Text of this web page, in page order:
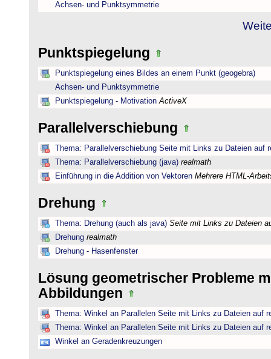
Achsen- und Punktsymmetrie
Punktspiegelung
Punktspiegelung eines Bildes an einem Punkt (geogebra)
Achsen- und Punktsymmetrie
Punktspiegelung - Motivation ActiveX
Parallelverschiebung
Thema: Parallelverschiebung Seite mit Links zu Dateien auf
Thema: Parallelverschiebung (java) realmath
Einführung in die Addition von Vektoren Mehrere HTML-
Drehung
Thema: Drehung (auch als java) Seite mit Links zu Dateien
Drehung realmath
Drehung - Hasenfenster
Lösung geometrischer Probleme
Abbildungen
Thema: Winkel an Parallelen Seite mit Links zu Dateien auf
Thema: Winkel an Parallelen Seite mit Links zu Dateien auf
Winkel an Geradenkreuzungen